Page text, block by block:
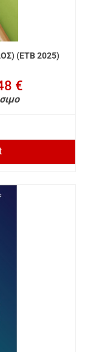
(ΕΤΒ 2025)
€